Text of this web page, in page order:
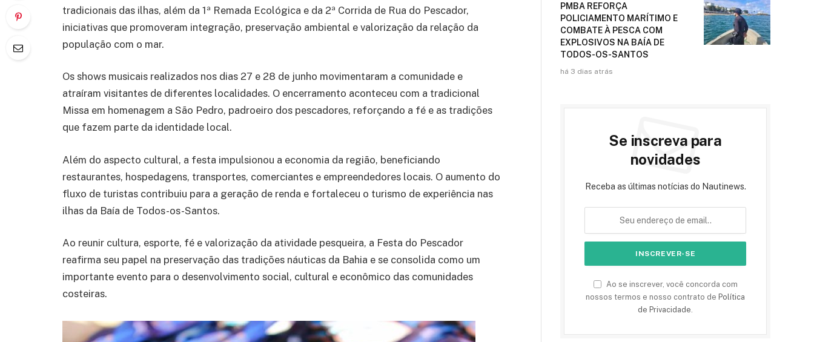
tradicionais das ilhas, além da 1ª Remada Ecológica e da 2ª Corrida de Rua do Pescador,
iniciativas que promoveram integração, preservação ambiental e valorização da relação da
população com o mar.
Os shows musicais realizados nos dias 27 e 28 de junho movimentaram a comunidade e
atraíram visitantes de diferentes localidades. O encerramento aconteceu com a tradicional
Missa em homenagem a São Pedro, padroeiro dos pescadores, reforçando a fé e as tradições
que fazem parte da identidade local.
Além do aspecto cultural, a festa impulsionou a economia da região, beneficiando
restaurantes, hospedagens, transportes, comerciantes e empreendedores locais. O aumento do
fluxo de turistas contribuiu para a geração de renda e fortaleceu o turismo de experiência nas
ilhas da Baía de Todos-os-Santos.
Ao reunir cultura, esporte, fé e valorização da atividade pesqueira, a Festa do Pescador
reafirma seu papel na preservação das tradições náuticas da Bahia e se consolida como um
importante evento para o desenvolvimento social, cultural e econômico das comunidades
costeiras.
PMBA REFORÇA
POLICIAMENTO MARÍTIMO E
COMBATE À PESCA COM
EXPLOSIVOS NA BAÍA DE
TODOS-OS-SANTOS
há 3 dias atrás
Se inscreva para
novidades
Receba as últimas notícias do Nautinews.
Ao se inscrever, você concorda com
nossos termos e nosso contrato de Política
de Privacidade